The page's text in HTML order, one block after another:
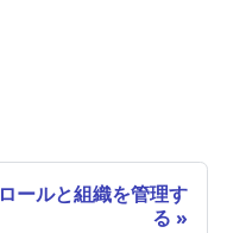
ロールと組織を管理す
る